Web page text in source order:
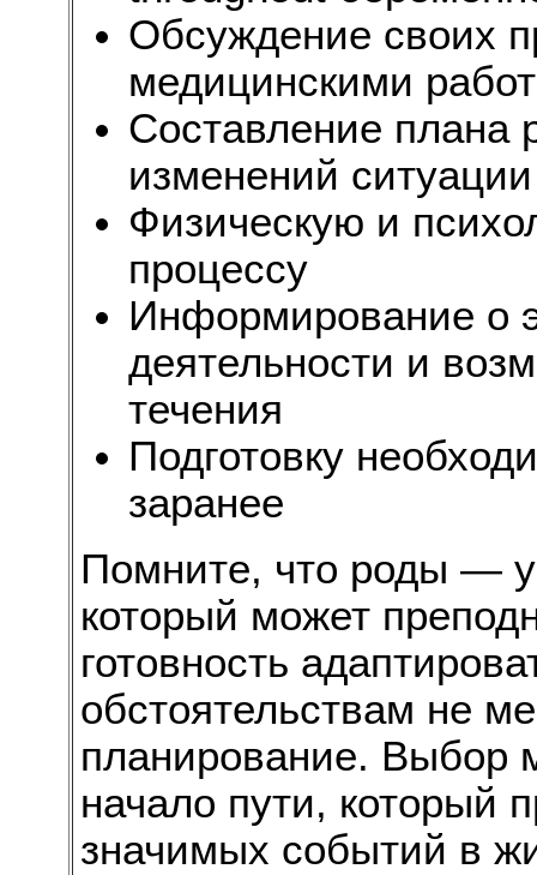
Обсуждение своих
медицинскими
Составление плана
изменений ситуации
Физическую и
процессу
Информирование о
деятельности и
течения
Подготовку
заранее
Помните, что роды —
который может
готовность
обстоятельствам не
планирование. Выбор
начало пути, который
значимых событий в